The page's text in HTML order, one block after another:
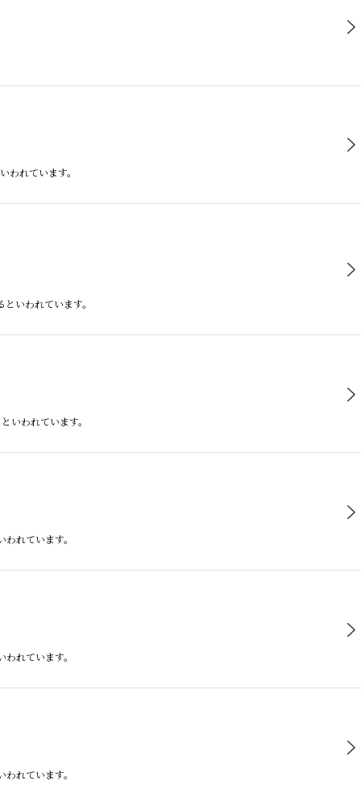
れています。
いわれています。
われています。
れています。
れています。
れています。